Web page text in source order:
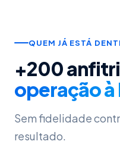
QUEM JÁ ESTÁ
+200
operação
Sem fidelidade
resultado.